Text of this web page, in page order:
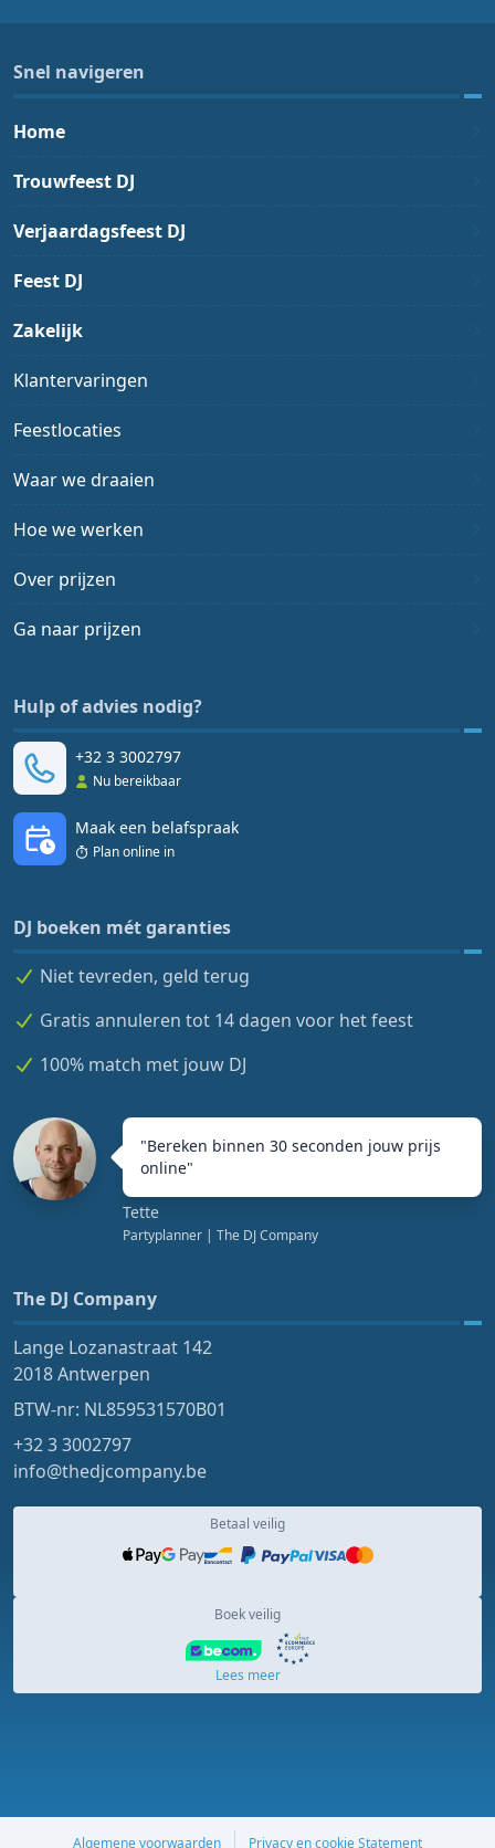
Snel navigeren
Home
Trouwfeest DJ
Verjaardagsfeest DJ
Feest DJ
Zakelijk
Klantervaringen
Feestlocaties
Waar we draaien
Hoe we werken
Over prijzen
Ga naar prijzen
Hulp of advies nodig?
+32 3 3002797
Nu bereikbaar
Maak een belafspraak
Plan online in
DJ boeken mét garanties
Niet tevreden, geld terug
Gratis annuleren tot 14 dagen voor het feest
100% match met jouw DJ
"Bereken binnen 30 seconden jouw prijs
online"
Tette
Partyplanner | The DJ Company
The DJ Company
Lange Lozanastraat 142
2018 Antwerpen
BTW-nr: NL859531570B01
+32 3 3002797
info@thedjcompany.be
Betaal veilig
Boek veilig
Lees meer
Algemene voorwaarden Privacy en cookie Statement